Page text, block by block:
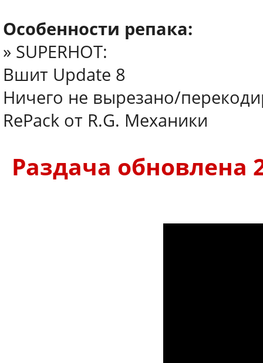
Особенности репака:
» SUPERHOT:
Вшит Update 8
Ничего не вырезано/
RePack от R.G. Механики
Раздача обновлена